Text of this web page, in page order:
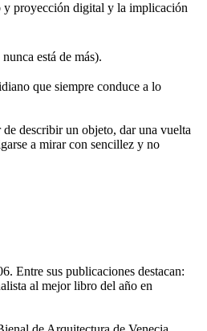
y proyección digital y la implicación
está de más).
que siempre conduce a lo
describir un objeto, dar una vuelta
a mirar con sencillez y no
Entre sus publicaciones destacan:
al mejor libro del año en